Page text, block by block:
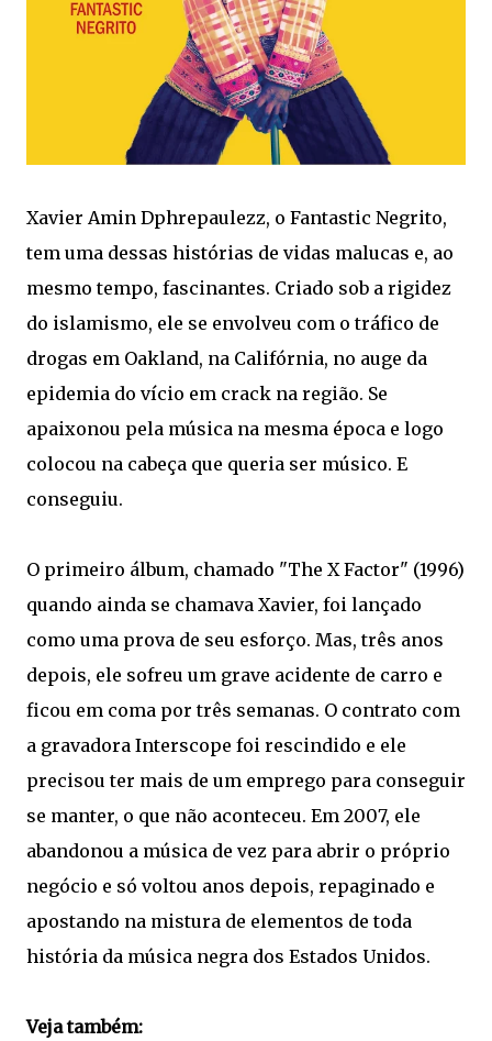
Xavier Amin Dphrepaulezz, o Fantastic Negrito,
tem uma dessas histórias de vidas malucas e, ao
mesmo tempo, fascinantes. Criado sob a rigidez
do islamismo, ele se envolveu com o tráfico de
drogas em Oakland, na Califórnia, no auge da
epidemia do vício em crack na região. Se
apaixonou pela música na mesma época e logo
colocou na cabeça que queria ser músico. E
conseguiu.
O primeiro álbum, chamado "The X Factor" (1996)
quando ainda se chamava Xavier, foi lançado
como uma prova de seu esforço. Mas, três anos
depois, ele sofreu um grave acidente de carro e
ficou em coma por três semanas. O contrato com
a gravadora Interscope foi rescindido e ele
precisou ter mais de um emprego para conseguir
se manter, o que não aconteceu. Em 2007, ele
abandonou a música de vez para abrir o próprio
negócio e só voltou anos depois, repaginado e
apostando na mistura de elementos de toda
história da música negra dos Estados Unidos.
Veja também: